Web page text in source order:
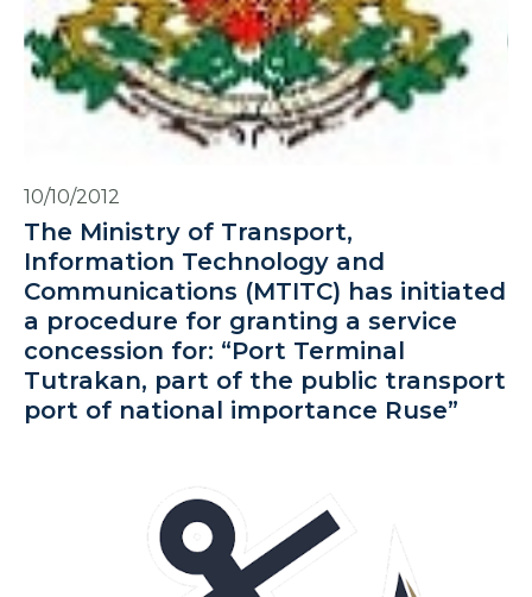
10/10/2012
The Ministry of Transport,
Information Technology and
Communications (MTITC) has initiated
a procedure for granting a service
concession for: “Port Terminal
Tutrakan, part of the public transport
port of national importance Ruse”